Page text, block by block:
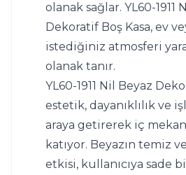
olanak sağlar. YL60-1911
Dekoratif Boş Kasa, ev
istediğiniz atmosferi
olanak tanır.
YL60-1911 Nil Beyaz
estetik, dayanıklılık ve
araya getirerek iç
katıyor. Beyazın temiz
etkisi, kullanıcıya sade